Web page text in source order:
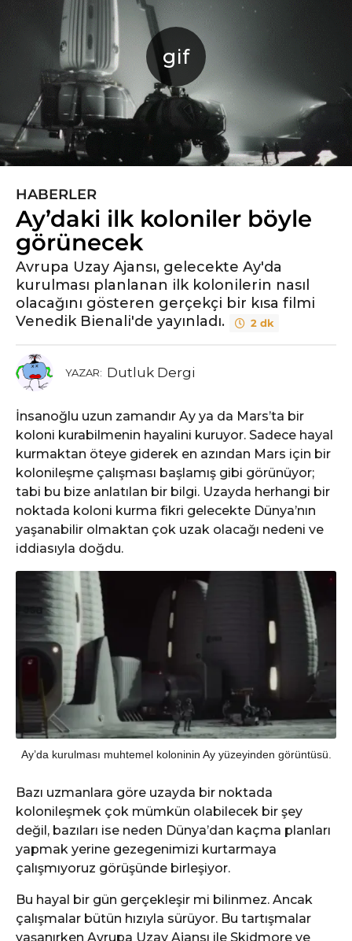
5
y
l
ö
n
c
e
y
ı
ö
n
c
e
HABERLER
Ay’daki ilk koloniler böyle
görünecek
Avrupa Uzay Ajansı, gelecekte Ay'da
kurulması planlanan ilk kolonilerin nasıl
olacağını gösteren gerçekçi bir kısa filmi
Venedik Bienali'de yayınladı.
2 dk
YAZAR: Dutluk Dergi
İnsanoğlu uzun zamandır Ay ya da Mars’ta bir
koloni kurabilmenin hayalini kuruyor. Sadece hayal
kurmaktan öteye giderek en azından Mars için bir
kolonileşme çalışması başlamış gibi görünüyor;
tabi bu bize anlatılan bir bilgi. Uzayda herhangi bir
noktada koloni kurma fikri gelecekte Dünya’nın
yaşanabilir olmaktan çok uzak olacağı nedeni ve
iddiasıyla doğdu.
Ay’da kurulması muhtemel koloninin Ay yüzeyinden görüntüsü.
Bazı uzmanlara göre uzayda bir noktada
kolonileşmek çok mümkün olabilecek bir şey
değil, bazıları ise neden Dünya’dan kaçma planları
yapmak yerine gezegenimizi kurtarmaya
çalışmıyoruz görüşünde birleşiyor.
Bu hayal bir gün gerçekleşir mi bilinmez. Ancak
çalışmalar bütün hızıyla sürüyor. Bu tartışmalar
yaşanırken Avrupa Uzay Ajansı ile Skidmore ve